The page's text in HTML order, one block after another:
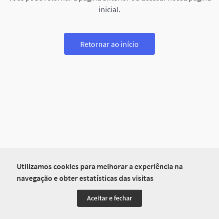
Utilizamos cookies para melhorar a experiência na
navegação e obter estatísticas das visitas
Aceitar e fechar
inicial.
Retornar ao início